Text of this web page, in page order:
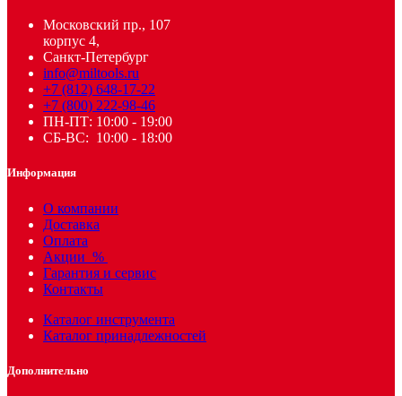
Московский пр., 107
корпус 4,
Санкт-Петербург
info@miltools.ru
+7 (812) 648-17-22
+7 (800) 222-98-46
ПН-ПТ: 10:00 - 19:00
СБ-ВС: 10:00 - 18:00
Информация
О компании
Доставка
Оплата
Акции %
Гарантия и сервис
Контакты
Каталог инструмента
Каталог принадлежностей
Дополнительно